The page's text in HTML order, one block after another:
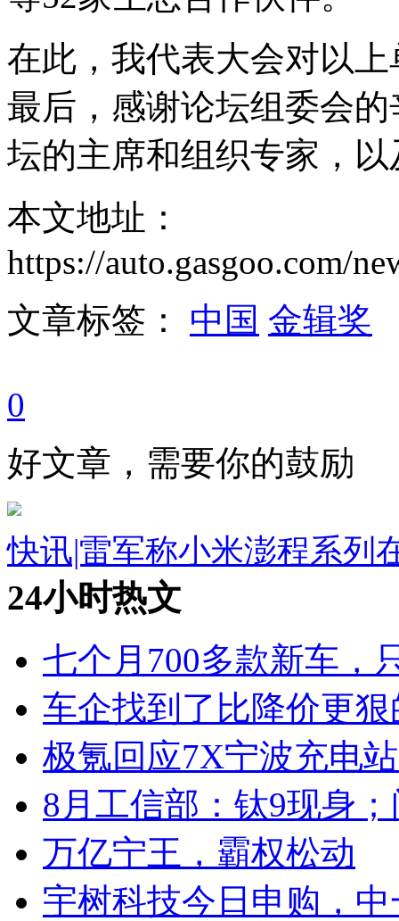
在此，我代表大会对以
最后，感谢论坛组委会
坛的主席和组织专家，
本文地址：
https://auto.gasgoo.com/
文章标签： 中国 金辑奖
0
好文章，需要你的鼓励
快讯|雷军称小米澎程系列
24小时热文
七个月700多款新车，
车企找到了比降价更
极氪回应7X宁波充电
8月工信部：钛9现身
万亿宁王，霸权松动
宇树科技今日申购，